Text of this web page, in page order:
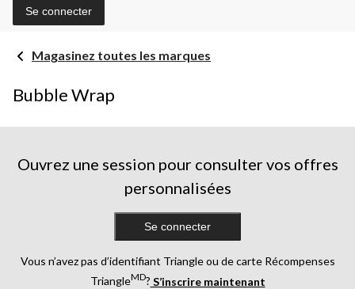
Se connecter
Magasinez toutes les marques
Bubble Wrap
Ouvrez une session pour consulter vos offres
personnalisées
Se connecter
Vous n’avez pas d’identifiant Triangle ou de carte Récompenses
TriangleMD? S’inscrire maintenant